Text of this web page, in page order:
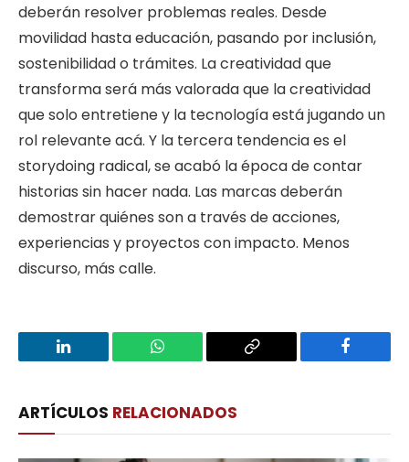
deberán resolver problemas reales. Desde
movilidad hasta educación, pasando por inclusión,
sostenibilidad o trámites. La creatividad que
transforma será más valorada que la creatividad
que solo entretiene y la tecnología está jugando un
rol relevante acá. Y la tercera tendencia es el
storydoing radical, se acabó la época de contar
historias sin hacer nada. Las marcas deberán
demostrar quiénes son a través de acciones,
experiencias y proyectos con impacto. Menos
discurso, más calle.
LinkedIn WhatsApp
Copy
Facebook
ARTÍCULOS RELACIONADOS